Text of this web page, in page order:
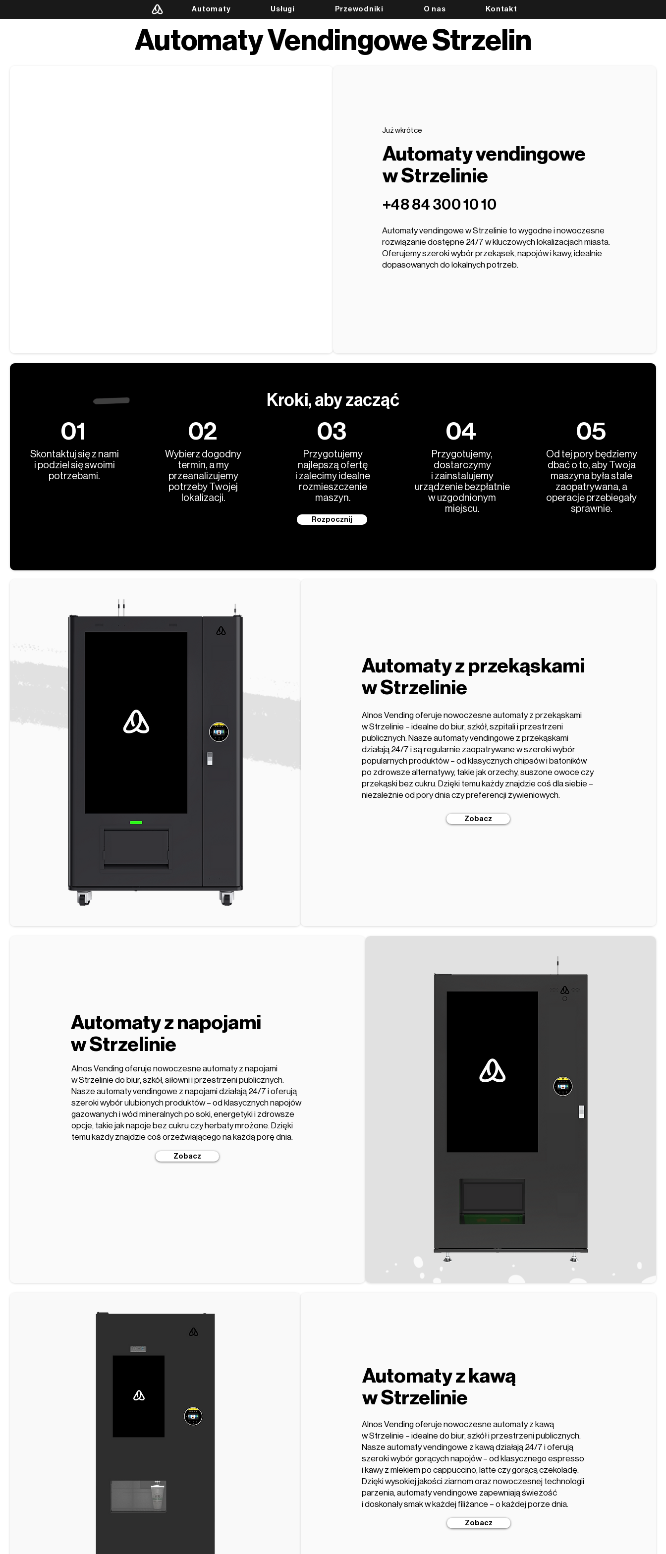
Automaty Usługi Przewodniki O nas Kontakt
Automaty Vendingowe Strzelin
Już wkrótce
Automaty vendingowe
w Strzelinie
‭+48 84 300 10 10‬
Automaty vendingowe w Strzelinie to wygodne i nowoczesne
rozwiązanie dostępne 24/7 w kluczowych lokalizacjach miasta.
Oferujemy szeroki wybór przekąsek, napojów i kawy, idealnie
dopasowanych do lokalnych potrzeb.
Kroki, aby zacząć
01
Skontaktuj się z nami
i podziel się swoimi
potrzebami.
02
Wybierz dogodny
termin, a my
przeanalizujemy
potrzeby Twojej
lokalizacji.
03
Przygotujemy
najlepszą ofertę
i zalecimy idealne
rozmieszczenie
maszyn.
Rozpocznij
04
Przygotujemy,
dostarczymy
i zainstalujemy
urządzenie bezpłatnie
w uzgodnionym
miejscu.
05
Od tej pory będziemy
dbać o to, aby Twoja
maszyna była stale
zaopatrywana, a
operacje przebiegały
sprawnie.
Automaty z przekąskami
w Strzelinie
Alnos Vending oferuje nowoczesne automaty z przekąskami
w Strzelinie – idealne do biur, szkół, szpitali i przestrzeni
publicznych. Nasze automaty vendingowe z przekąskami
działają 24/7 i są regularnie zaopatrywane w szeroki wybór
popularnych produktów – od klasycznych chipsów i batoników
po zdrowsze alternatywy, takie jak orzechy, suszone owoce czy
przekąski bez cukru. Dzięki temu każdy znajdzie coś dla siebie –
niezależnie od pory dnia czy preferencji żywieniowych.
Zobacz
Automaty z napojami
w Strzelinie
Alnos Vending oferuje nowoczesne automaty z napojami
w Strzelinie do biur, szkół, siłowni i przestrzeni publicznych.
Nasze automaty vendingowe z napojami działają 24/7 i oferują
szeroki wybór ulubionych produktów – od klasycznych napojów
gazowanych i wód mineralnych po soki, energetyki i zdrowsze
opcje, takie jak napoje bez cukru czy herbaty mrożone. Dzięki
temu każdy znajdzie coś orzeźwiającego na każdą porę dnia.
Zobacz
Automaty z kawą
w Strzelinie
Alnos Vending oferuje nowoczesne automaty z kawą
w Strzelinie – idealne do biur, szkół i przestrzeni publicznych.
Nasze automaty vendingowe z kawą działają 24/7 i oferują
szeroki wybór gorących napojów – od klasycznego espresso
i kawy z mlekiem po cappuccino, latte czy gorącą czekoladę.
Dzięki wysokiej jakości ziarnom oraz nowoczesnej technologii
parzenia, automaty vendingowe zapewniają świeżość
i doskonały smak w każdej filiżance – o każdej porze dnia.
Zobacz